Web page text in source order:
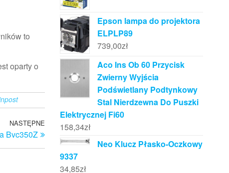
to
oparty o
Następny
wpis
NASTĘPNE
Bvc350Z
Epson lampa do projektora
ELPLP89
739,00zł
Aco Ins Ob 60 Przycisk
Zwierny Wyjścia
Podświetlany Podtynkowy
Stal Nierdzewna Do Puszki
Elektrycznej Fi60
158,34zł
Neo Klucz Płasko-Oczkowy
9337
34,85zł